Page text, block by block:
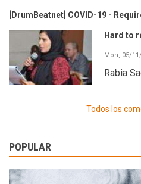
[DrumBeatnet] COVID-19 -
Hard to
Mon, 05/
Rabia
Todos los
POPULAR